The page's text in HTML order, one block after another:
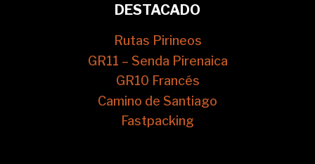
DESTACADO
Rutas Pirineos
GR11 – Senda Pirenaica
GR10 Francés
Camino de Santiago
Fastpacking